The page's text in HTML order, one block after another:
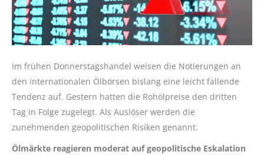
Im frühen Donnerstagshandel weisen die Notierungen an
den internationalen Ölbörsen bislang eine leicht fallende
Tendenz auf. Gestern hatten die Rohölpreise den dritten
Tag in Folge zugelegt. Als Auslöser werden die
zunehmenden geopolitischen Risiken genannt.
Ölmärkte reagieren moderat auf geopolitische Eskalation